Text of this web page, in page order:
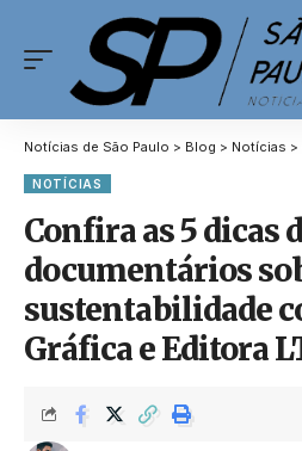
Notícias de São Paulo > Blog > Notícias >
NOTÍCIAS
Confira as 5 dicas
documentários
sustentabilidade
Gráfica e Editora